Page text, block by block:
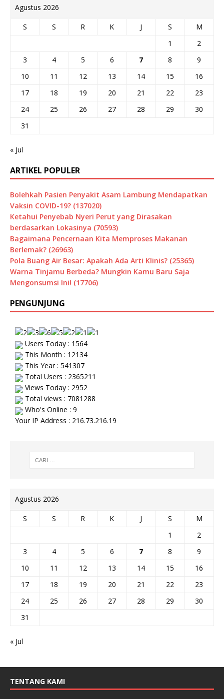
Agustus 2026
S S R K J S
M
1
2
3
4 5 6 7 8
9
10
11 12 13 14 15
16
17
18 19 20 21 22
23
24
25 26 27 28 29
30
31
« Jul
ARTIKEL POPULER
Bolehkah Pasien Penyakit Asam Lambung Mendapatkan
Vaksin COVID-19? (137020)
Ketahui Penyebab Nyeri Perut yang Dirasakan
berdasarkan Lokasinya (70593)
Bagaimana Pencernaan Kita Memproses Makanan
Berlemak? (26963)
Pola Buang Air Besar: Apakah Ada Arti Klinis? (25365)
Warna Tinjamu Berbeda? Mungkin Kamu Baru Saja
Mengonsumsi Ini! (17706)
PENGUNJUNG
Users Today : 1564
This Month : 12134
This Year : 541307
Total Users : 2365211
Views Today : 2952
Total views : 7081288
Who's Online : 9
Your IP Address : 216.73.216.19
Agustus 2026
S S R K J S
M
1
2
3
4 5 6 7 8
9
10
11 12 13 14 15
16
17
18 19 20 21 22
23
24
25 26 27 28 29
30
31
« Jul
TENTANG KAMI